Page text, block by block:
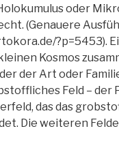
oder
(Genauere
?p=5453).
Kosmos
der Art oder
Feld – der
das das
Die weiteren